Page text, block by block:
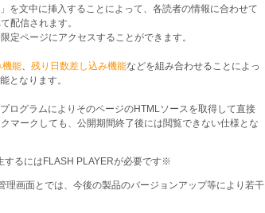
を文中に挿入することによって、各読者の情報に合わせて
配信されます。
定ページにアクセスすることができます。
機能 残り日数差し込み機能などを組み合わせることによっ
となります。
ログラムによりそのページのHTMLソースを取得して直接
マークしても、公開期間終了後には閲覧できない仕様とな
するにはFLASH PLAYERが必要です※
画面とでは、今後の製品のバージョンアップ等により若干